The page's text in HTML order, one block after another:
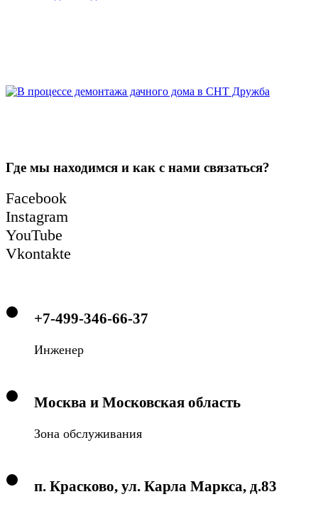
Где мы находимся и как с нами связаться?
Facebook
Instagram
YouTube
Vkontakte
+7-499-346-66-37
Инженер
Москва и Московская область
Зона обслуживания
п. Красково, ул. Карла Маркса, д.83